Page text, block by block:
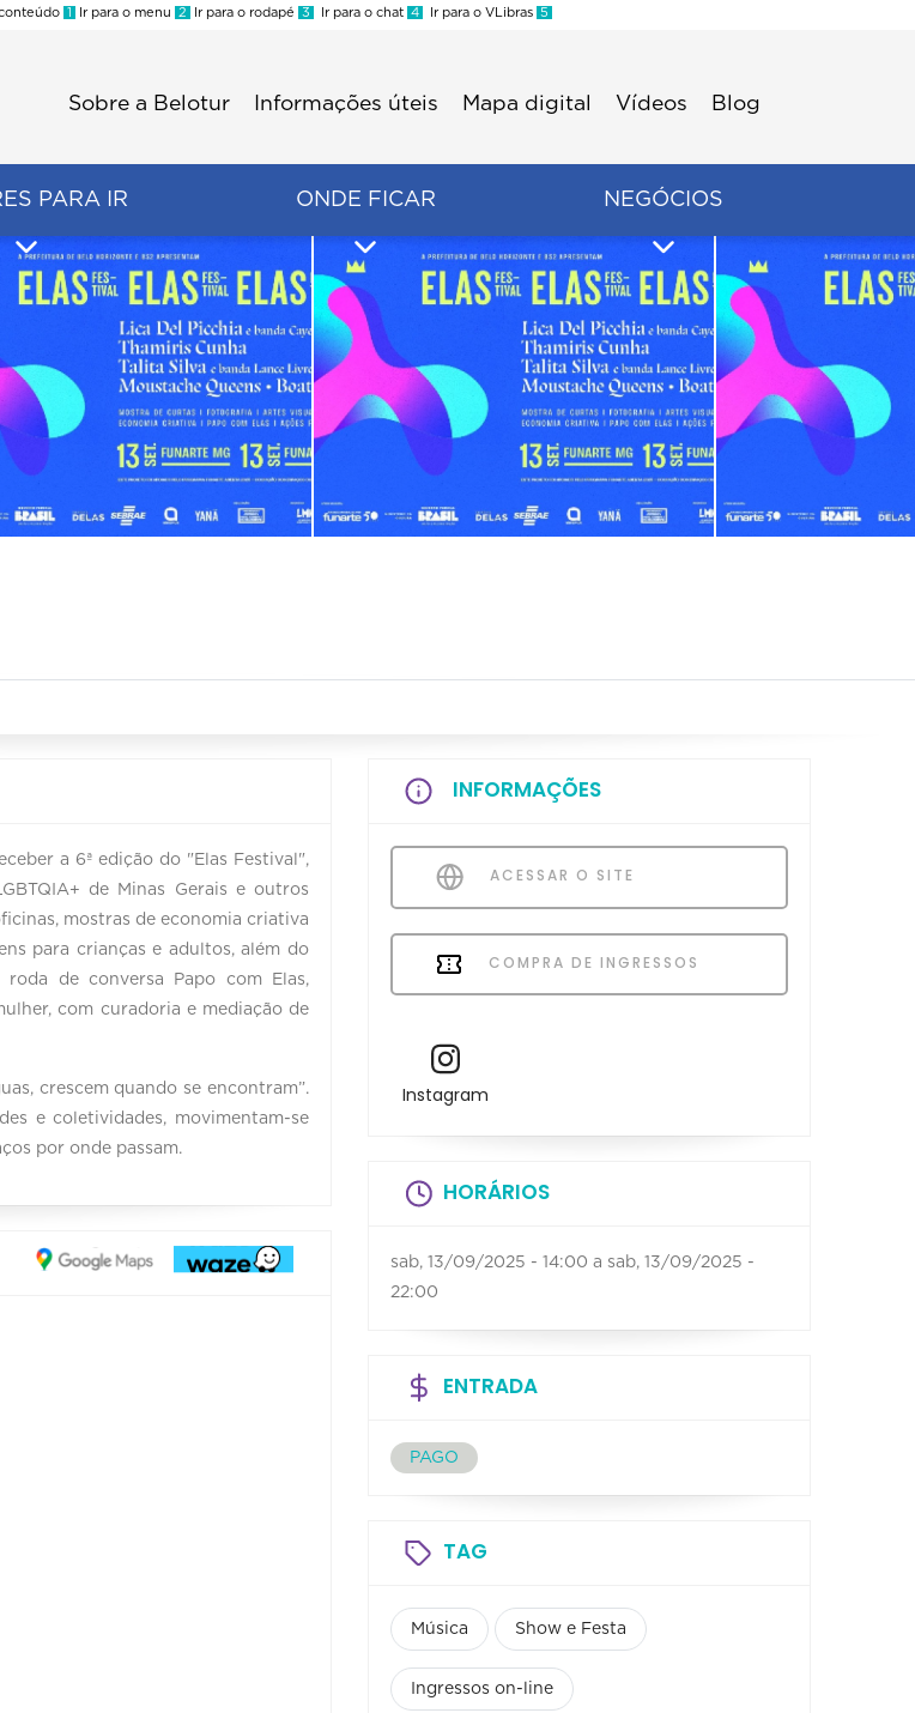
1 Ir para o menu 2 Ir para o rodapé 3 Ir para o chat 4 Ir para o VLibras 5
Sobre a Belotur Informações úteis Mapa digital Vídeos Blog
PARA IR ONDE FICAR NEGÓCIOS
a 6ª edição do "Elas Festival",
de Minas Gerais e outros
mostras de economia criativa
para crianças e adultos, além do
de conversa Papo com Elas,
com curadoria e mediação de
crescem quando se encontram”.
e coletividades, movimentam-se
por onde passam.
INFORMAÇÕES
ACESSAR O SITE
COMPRA DE INGRESSOS
Instagram
HORÁRIOS
sab, 13/09/2025 - 14:00 a sab, 13/09/2025 -
22:00
ENTRADA
PAGO
TAG
Música Show e Festa
Ingressos on-line